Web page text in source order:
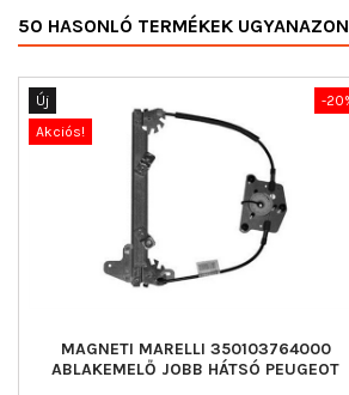
50 HASONLÓ TERMÉKEK
-
Új
Akciós!
MAGNETI MARELLI 350103764000
ABLAKEMELŐ JOBB HÁTSÓ PEUGEOT